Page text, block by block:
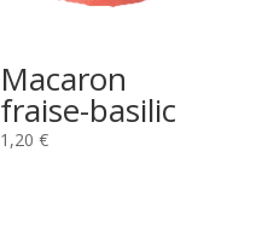
Macaron
fraise-basilic
1,20€